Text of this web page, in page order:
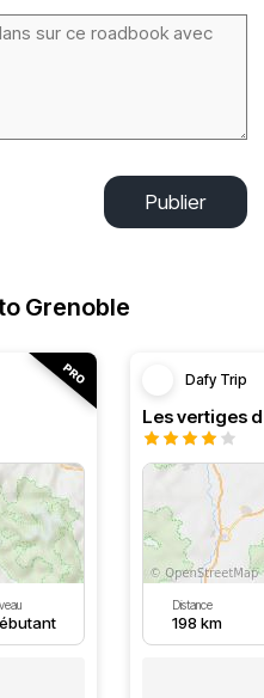
Publier
Grenoble
Dafy Trip
Les vertiges
Distance
198 km